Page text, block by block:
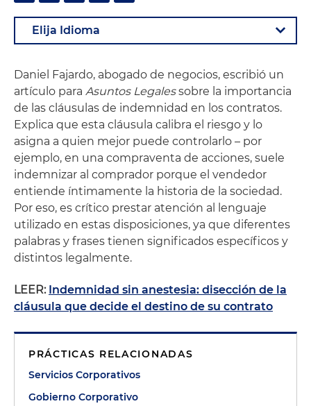
Daniel Fajardo, abogado de negocios, escribió un
artículo para Asuntos Legalessobre la importancia
de las cláusulas de indemnidad en los contratos.
Explica que esta cláusula calibra el riesgo y lo
asigna a quien mejor puede controlarlo – por
ejemplo, en una compraventa de acciones, suele
indemnizar al comprador porque el vendedor
entiende íntimamente la historia de la sociedad.
Por eso, es crítico prestar atención al lenguaje
utilizado en estas disposiciones, ya que diferentes
palabras y frases tienen significados específicos y
distintos legalmente.
LEER: Indemnidad sin anestesia: disección de la
cláusula que decide el destino de su contrato
PRÁCTICAS RELACIONADAS
Servicios Corporativos
Gobierno Corporativo